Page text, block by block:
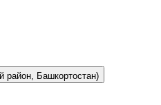
район, Башкортостан)